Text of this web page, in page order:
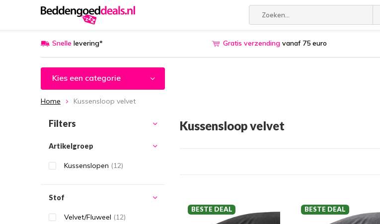
Snelle levering* Gratis verzending vanaf 75 euro
Kies een categorie
Home Kussensloop velvet
Kussensloop velvet
BESTE DEAL BESTE DEAL
Filters
Artikelgroep
Kussenslopen (12)
Stof
Velvet/Fluweel (12)